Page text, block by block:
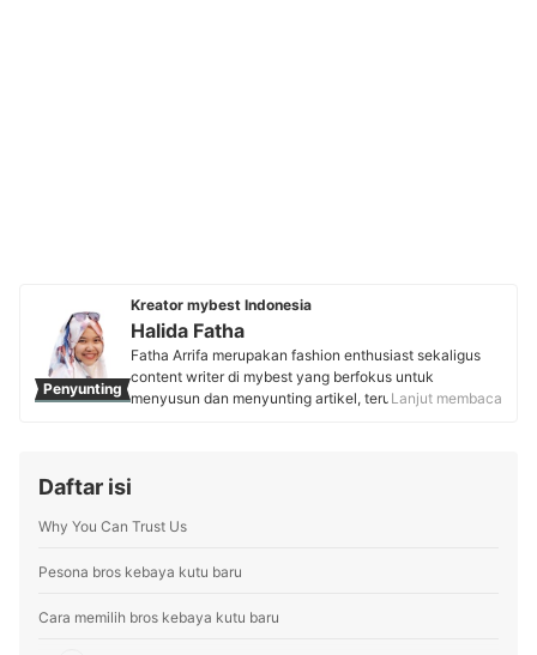
Penyunting
Kreator mybest Indonesia
Halida Fatha
Fatha Arrifa merupakan fashion enthusiast sekaligus
content writer di mybest yang berfokus untuk
menyusun dan menyunting artikel, terutama tema
membantu pengguna mybest menemukan inspirasi dan
Profil Halida Fatha
Lanjut membaca
Daftar isi
Why You Can Trust Us
Pesona bros kebaya kutu baru
Cara memilih bros kebaya kutu baru